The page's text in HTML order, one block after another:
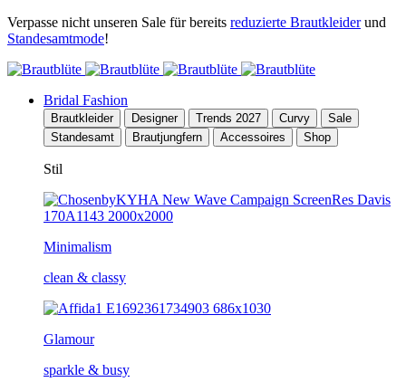
Verpasse nicht unseren Sale für bereits reduzierte Brautkleiderund
Standesamtmode!
Bridal Fashion
Brautkleider Designer Trends 2027 Curvy
Sale
Standesamt
Brautjungfern Accessoires Shop
Stil
Minimalism
clean & classy
Glamour
sparkle & busy